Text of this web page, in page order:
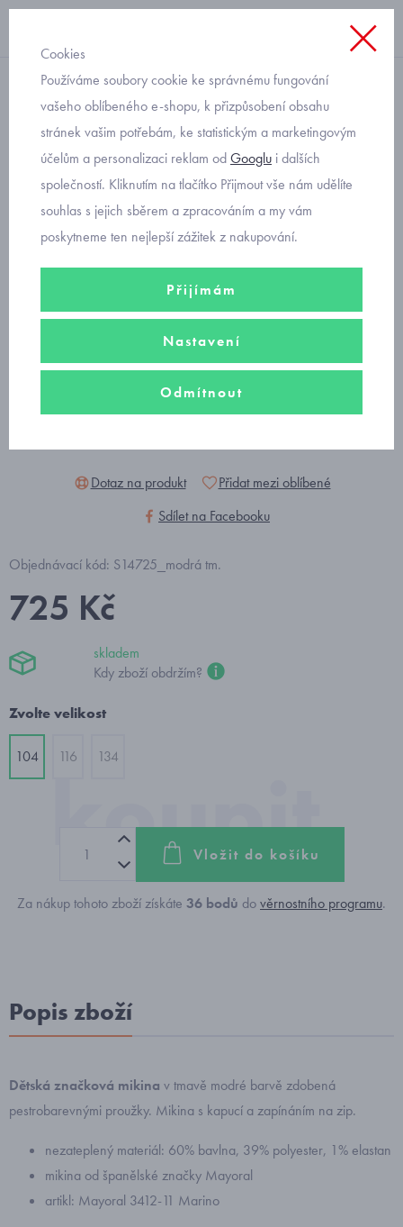
na zip s kapucí
Mayoral mikina s
barevnými pruhy 3412-11
Dotaz na produkt
Přidat mezi oblíbené
Sdílet na Facebooku
Objednávací kód: S14725_modrá tm.
725 Kč
skladem
Kdy zboží obdržím?
Zvolte velikost
104 116 134
Vložit do košíku
Za nákup tohoto zboží získáte 36 bodů dověrnostního programu.
Popis zboží
Dětská značková mikina v tmavě modré barvě zdobená
pestrobarevnými proužky. Mikina s kapucí a zapínáním na zip.
nezateplený materiál: 60% bavlna, 39% polyester, 1% elastan
mikina od španělské značky Mayoral
artikl: Mayoral 3412-11 Marino
Cookies
Používáme soubory cookie ke správnému fungování
vašeho oblíbeného e-shopu, k přizpůsobení obsahu
stránek vašim potřebám, ke statistickým a marketingovým
účelům a personalizaci reklam odGooglu i dalších
společností. Kliknutím na tlačítko Přijmout vše nám udělíte
souhlas s jejich sběrem a zpracováním a my vám
poskytneme ten nejlepší zážitek z nakupování.
Přijímám
Nastavení
Odmítnout